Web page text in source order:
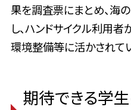
果を調査票にまとめ、海
し、ハンドサイクル利用
環境整備等に活かされて
期待できる学